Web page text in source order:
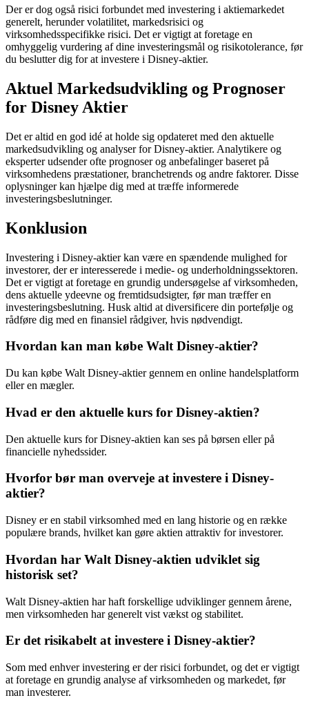
Der er dog også risici forbundet med investering i aktiemarkedet
generelt, herunder volatilitet, markedsrisici og
virksomhedsspecifikke risici. Det er vigtigt at foretage en
omhyggelig vurdering af dine investeringsmål og risikotolerance, før
du beslutter dig for at investere i Disney-aktier.
Aktuel Markedsudvikling og Prognoser
for Disney Aktier
Det er altid en god idé at holde sig opdateret med den aktuelle
markedsudvikling og analyser for Disney-aktier. Analytikere og
eksperter udsender ofte prognoser og anbefalinger baseret på
virksomhedens præstationer, branchetrends og andre faktorer. Disse
oplysninger kan hjælpe dig med at træffe informerede
investeringsbeslutninger.
Konklusion
Investering i Disney-aktier kan være en spændende mulighed for
investorer, der er interesserede i medie- og underholdningssektoren.
Det er vigtigt at foretage en grundig undersøgelse af virksomheden,
dens aktuelle ydeevne og fremtidsudsigter, før man træffer en
investeringsbeslutning. Husk altid at diversificere din portefølje og
rådføre dig med en finansiel rådgiver, hvis nødvendigt.
Hvordan kan man købe Walt Disney-aktier?
Du kan købe Walt Disney-aktier gennem en online handelsplatform
eller en mægler.
Hvad er den aktuelle kurs for Disney-aktien?
Den aktuelle kurs for Disney-aktien kan ses på børsen eller på
financielle nyhedssider.
Hvorfor bør man overveje at investere i Disney-
aktier?
Disney er en stabil virksomhed med en lang historie og en række
populære brands, hvilket kan gøre aktien attraktiv for investorer.
Hvordan har Walt Disney-aktien udviklet sig
historisk set?
Walt Disney-aktien har haft forskellige udviklinger gennem årene,
men virksomheden har generelt vist vækst og stabilitet.
Er det risikabelt at investere i Disney-aktier?
Som med enhver investering er der risici forbundet, og det er vigtigt
at foretage en grundig analyse af virksomheden og markedet, før
man investerer.